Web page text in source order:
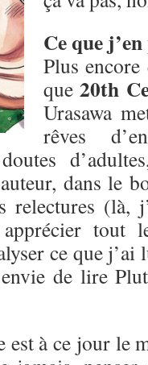
Ce que
Plus
que20th
Urasawa
rêves
dans le
relectures (là,
apprécier tout
ce que
de lire
est à ce jour le